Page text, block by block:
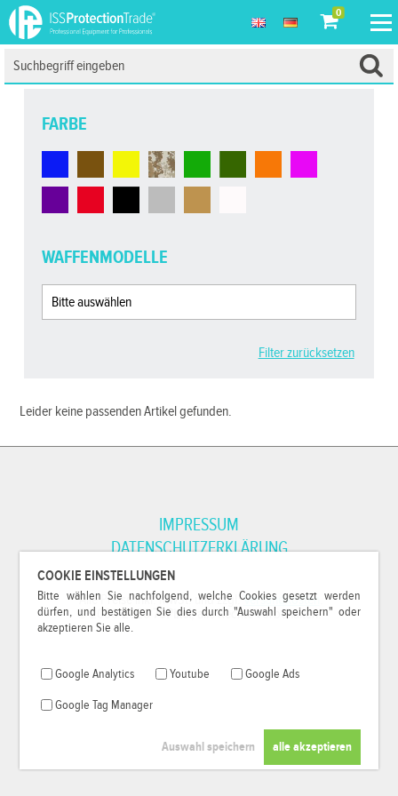
COOKIE EINSTELLUNGEN
Bitte wählen Sie nachfolgend, welche Cookies gesetzt werden
dürfen, und bestätigen Sie dies durch "Auswahl speichern" oder
akzeptieren Sie alle.
Google Analytics Youtube Google Ads
Google Tag Manager
0
FARBE
WAFFENMODELLE
Filter zurücksetzen
Leider keine passenden Artikel gefunden.
IMPRESSUM
DATENSCHUTZERKLÄRUNG
*Alle Preise inkl. MwSt. und zzgl.Versandkosten
© 2000-2026 79Pixel, alle Rechte vorbehalten.